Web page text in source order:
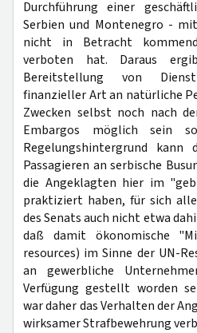
Durchführung einer
Serbien und Montenegro -
nicht in Betracht
verboten hat. Daraus
Bereitstellung von
finanzieller Art an natürliche
Zwecken selbst noch nach
Embargos möglich sein
Regelungshintergrund kann
Passagieren an serbische
die Angeklagten hier im
praktiziert haben, für sich
des Senats auch nicht etwa
daß damit ökonomische
resources) im Sinne der UN-
an gewerbliche
Verfügung gestellt worden
war daher das Verhalten der
wirksamer Strafbewehrung